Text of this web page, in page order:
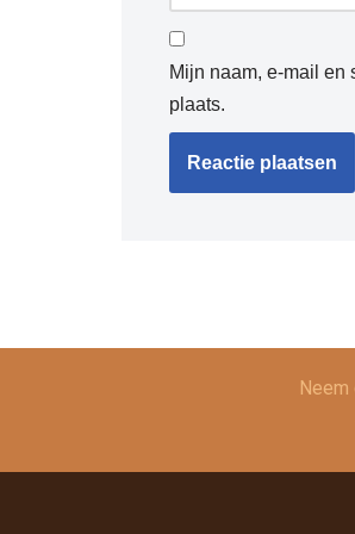
Mijn naam, e-mail en
plaats.